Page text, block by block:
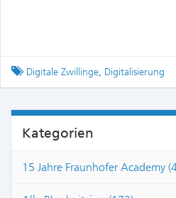
Tagged
Digitale Zwillinge, Digitalisierung
Kategorien
15 Jahre Fraunhofer Academy